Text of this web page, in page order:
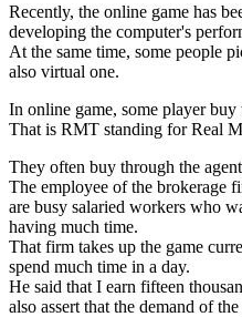
Recently, the online game has
developing the computer's
At the same time, some people
also virtual one.
In online game, some player
That is RMT standing for Real
They often buy through the
The employee of the brokerage
are busy salaried workers who
having much time.
That firm takes up the game
spend much time in a day.
He said that I earn fifteen
also assert that the demand of